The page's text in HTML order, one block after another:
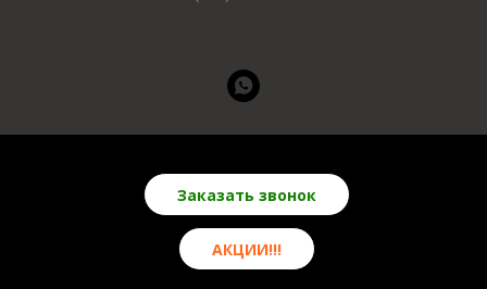
Заказать звонок
АКЦИИ!!!